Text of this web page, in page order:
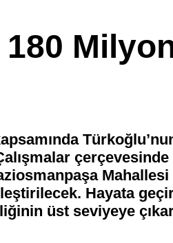
çerçevesinde
Hayata
üst seviyeye